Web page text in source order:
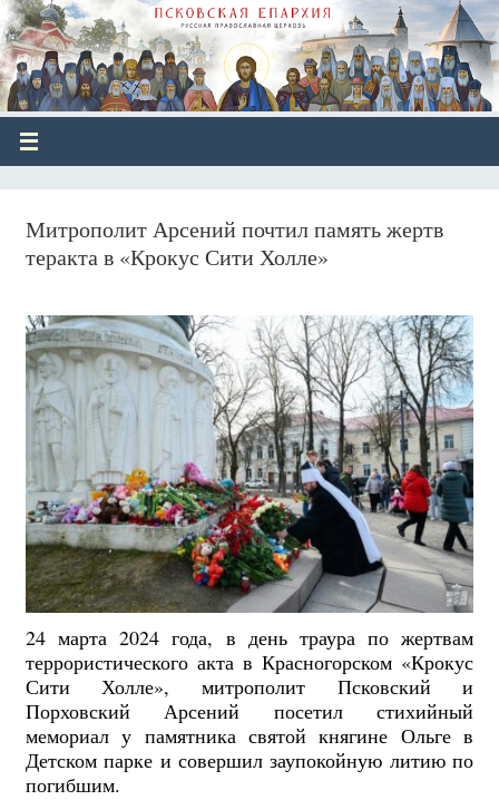
Митрополит Арсений почтил память жертв
теракта в «Крокус Сити Холле»
24 марта 2024 года, в день траура по жертвам
террористического акта в Красногорском «Крокус
Сити Холле», митрополит Псковский и
Порховский Арсений посетил стихийный
мемориал у памятника святой княгине Ольге в
Детском парке и совершил заупокойную литию по
погибшим.